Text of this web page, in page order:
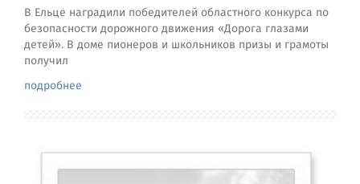
В Ельце наградили победителей областного конкурса по
безопасности дорожного движения «Дорога глазами
детей». В доме пионеров и школьников призы и грамоты
получил
подробнее